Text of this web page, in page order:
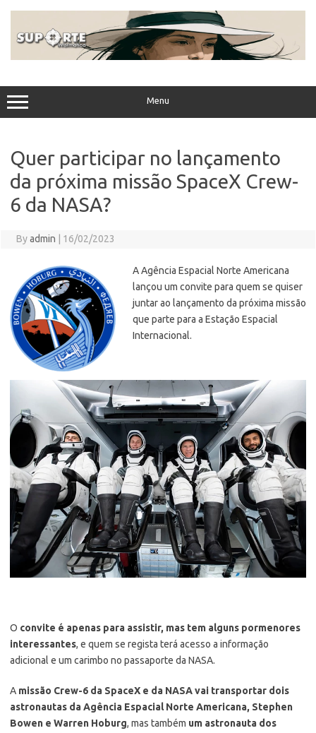
Menu
Quer participar no lançamento
da próxima missão SpaceX Crew-
6 da NASA?
Byadmin 16/02/2023
A Agência Espacial Norte Americana
lançou um convite para quem se quiser
juntar ao lançamento da próxima missão
que parte para a Estação Espacial
Internacional.
O convite é apenas para assistir, mas tem alguns pormenores
interessantes, e quem se regista terá acesso a informação
adicional e um carimbo no passaporte da NASA.
A missão Crew-6 da SpaceX e da NASA vai transportar dois
astronautas da Agência Espacial Norte Americana, Stephen
Bowen e Warren Hoburg, mas também um astronauta dos